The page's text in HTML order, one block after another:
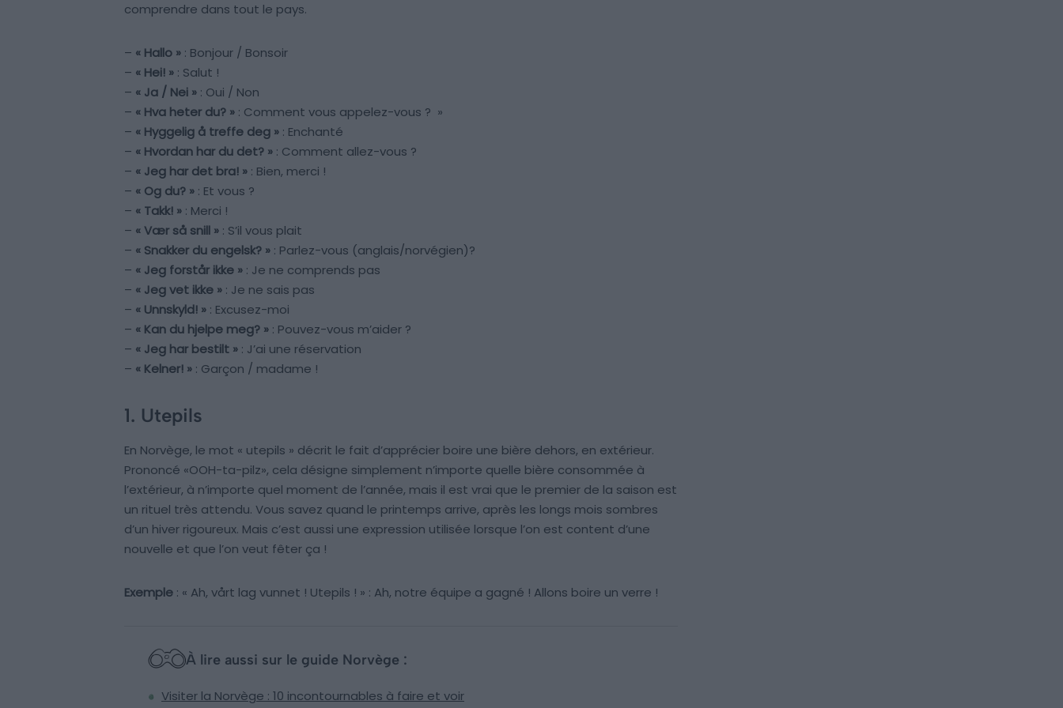
comprendre dans tout le pays.
– « Hallo » : Bonjour / Bonsoir
– « Hei! » : Salut !
– « Ja / Nei » : Oui / Non
– « Hva heter du? » : Comment vous appelez-vous ? »
– « Hyggelig å treffe deg » : Enchanté
– « Hvordan har du det? » : Comment allez-vous ?
– « Jeg har det bra! » : Bien, merci !
– « Og du? » : Et vous ?
– « Takk! » : Merci !
– « Vær så snill » : S’il vous plait
– « Snakker du engelsk? » : Parlez-vous (anglais/norvégien)?
– « Jeg forstår ikke » : Je ne comprends pas
– « Jeg vet ikke » : Je ne sais pas
– « Unnskyld! » : Excusez-moi
– « Kan du hjelpe meg? » : Pouvez-vous m’aider ?
– « Jeg har bestilt » : J’ai une réservation
– « Kelner! » : Garçon / madame !
1. Utepils
En Norvège, le mot « utepils » décrit le fait d’apprécier boire une bière dehors, en extérieur.
Prononcé «OOH-ta-pilz», cela désigne simplement n’importe quelle bière consommée à
l’extérieur, à n’importe quel moment de l’année, mais il est vrai que le premier de la saison est
un rituel très attendu. Vous savez quand le printemps arrive, après les longs mois sombres
d’un hiver rigoureux. Mais c’est aussi une expression utilisée lorsque l’on est content d’une
nouvelle et que l’on veut fêter ça !
Exemple : « Ah, vårt lag vunnet ! Utepils ! » : Ah, notre équipe a gagné ! Allons boire un verre !
À lire aussi sur le guide Norvège :
Visiter la Norvège : 10 incontournables à faire et voir